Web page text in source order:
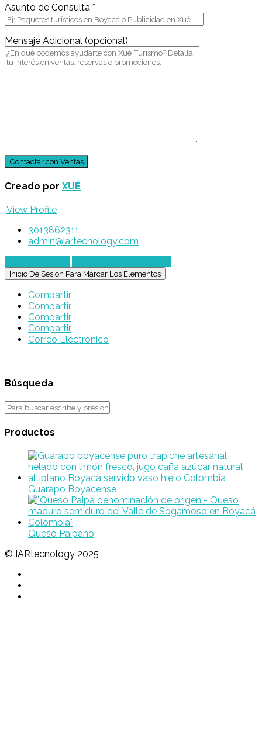
Asunto de Consulta *
Mensaje Adicional (opcional)
Creado por XUÉ
View Profile
3013862311
admin@iartecnology.com
Inicio De Sesión Para Marcar Los Elementos
Compartir
Compartir
Compartir
Compartir
Correo Electrónico
Búsqueda
Productos
Guarapo Boyacense
Queso Paipano
© IARtecnology 2025